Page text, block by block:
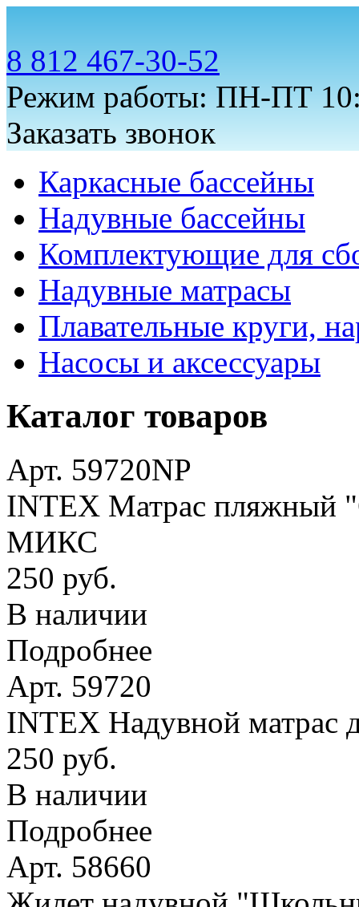
8 812 467-30-52
Режим работы: ПН-ПТ
Заказать звонок
Каркасные бассейны
Надувные бассейны
Комплектующие для
Надувные матрасы
Плавательные круги,
Насосы и аксессуары
Каталог товаров
Арт. 59720NP
INTEX Матрас пляжный
МИКС
250 руб.
В наличии
Подробнее
Арт. 59720
INTEX Надувной матрас
250 руб.
В наличии
Подробнее
Арт. 58660